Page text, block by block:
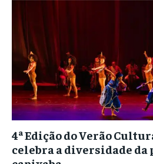
4ª Edição do Verão
celebra a diversidade da